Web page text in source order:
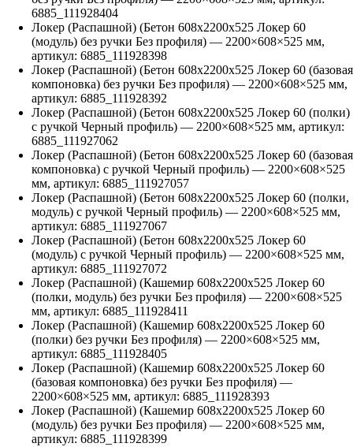
6885_111928404
Локер (Распашной) (Бетон 608х2200х525 Локер 60
(модуль) без ручки Без профиля) — 2200×608×525 мм,
артикул: 6885_111928398
Локер (Распашной) (Бетон 608х2200х525 Локер 60 (базовая
компоновка) без ручки Без профиля) — 2200×608×525 мм,
артикул: 6885_111928392
Локер (Распашной) (Бетон 608х2200х525 Локер 60 (полки)
с ручкой Черный профиль) — 2200×608×525 мм, артикул:
6885_111927062
Локер (Распашной) (Бетон 608х2200х525 Локер 60 (базовая
компоновка) с ручкой Черный профиль) — 2200×608×525
мм, артикул: 6885_111927057
Локер (Распашной) (Бетон 608х2200х525 Локер 60 (полки,
модуль) с ручкой Черный профиль) — 2200×608×525 мм,
артикул: 6885_111927067
Локер (Распашной) (Бетон 608х2200х525 Локер 60
(модуль) с ручкой Черный профиль) — 2200×608×525 мм,
артикул: 6885_111927072
Локер (Распашной) (Кашемир 608х2200х525 Локер 60
(полки, модуль) без ручки Без профиля) — 2200×608×525
мм, артикул: 6885_111928411
Локер (Распашной) (Кашемир 608х2200х525 Локер 60
(полки) без ручки Без профиля) — 2200×608×525 мм,
артикул: 6885_111928405
Локер (Распашной) (Кашемир 608х2200х525 Локер 60
(базовая компоновка) без ручки Без профиля) —
2200×608×525 мм, артикул: 6885_111928393
Локер (Распашной) (Кашемир 608х2200х525 Локер 60
(модуль) без ручки Без профиля) — 2200×608×525 мм,
артикул: 6885_111928399